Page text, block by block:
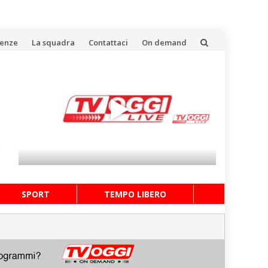
La squadra Contattaci On demand
SPORT TEMPO LIBERO